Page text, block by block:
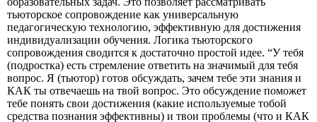
тьюторское сопровождение как универсальную
педагогическую технологию, эффективную для достижения
индивидуализации обучения. Логика тьюторского
сопровождения сводится к достаточно простой идее. “У тебя
(подростка) есть стремление ответить на значимый для тебя
вопрос. Я (тьютор) готов обсуждать, зачем тебе эти знания и
КАК ты отвечаешь на твой вопрос. Это обсуждение поможет
тебе понять свои достижения (какие используемые тобой
средства познания эффективны) и твои проблемы (что и КАК